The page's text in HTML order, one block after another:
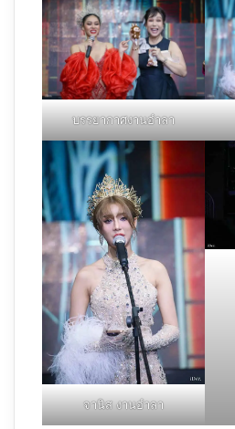
บรรยากาศงานอำลา
จานิส งานอำลา